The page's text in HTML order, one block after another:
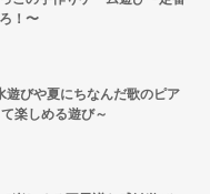
！〜
遊びや夏にちなんだ歌のピア
楽しめる遊び～